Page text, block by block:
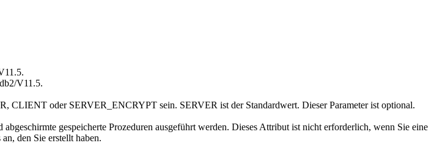
.
V11.5.
, CLIENT oder SERVER_ENCRYPT sein. SERVER ist der Standardwert. Dieser Parameter ist optional.
gespeicherte Prozeduren ausgeführt werden. Dieses Attribut ist nicht erforderlich, wenn Sie eine
den Sie erstellt haben.